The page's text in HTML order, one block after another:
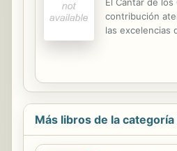
El Cantar de
contribución
las excelencias
comentario
una
poética, la
comprensión.
un proceso de
determinadas
Más libros de la categoría